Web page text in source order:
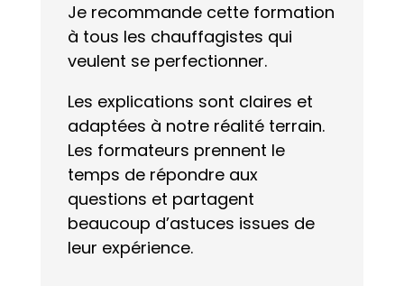
Je recommande cette formation
à tous les chauffagistes qui
veulent se perfectionner.
Les explications sont claires et
adaptées à notre réalité terrain.
Les formateurs prennent le
temps de répondre aux
questions et partagent
beaucoup d’astuces issues de
leur expérience.